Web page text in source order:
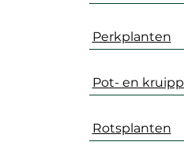
Perkplanten
Pot- en
Rotsplanten